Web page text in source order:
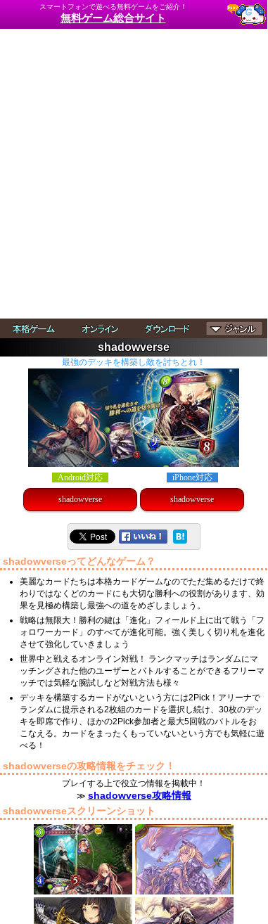
スマートフォンで遊べる無料ゲームをご紹介！
無料ゲーム総合サイト
shadowverse
最強のデッキを構築し敵を討ちとれ！
Android対応
shadowverse
iPhone対応
shadowverse
shadowverseってどんなゲーム？
美麗なカードたちは本格カードゲームなのでただ集めるだけで終
わりではなくどのカードにも大切な勝利への役割があります、効
果を見極め構築し最強への道をめざしましょう。
戦略は無限大！勝利の鍵は「進化」フィールド上に出て戦う「フ
ォロワーカード」のすべてが進化可能。強く美しく切り札を進化
させて強化していきましょう
世界中と戦えるオンライン対戦！ ランクマッチはランダムにマ
ッチングされた他のユーザーとバトルすることができるフリーマ
ッチでは気軽な腕試しなど対戦方法も様々
デッキを構築するカードがないという方には2Pick！アリーナで
ランダムに提示される2枚組のカードを選択し続け、30枚のデッ
キを即席で作り、ほかの2Pick参加者と最大5回戦のバトルをお
こなえる。カードをまったくもっていないという方でも気軽に遊
べる！
shadowverseの攻略情報をチェック！
プレイする上で役立つ情報を掲載中！
≫ shadowverse攻略情報
shadowverseスクリーンショット